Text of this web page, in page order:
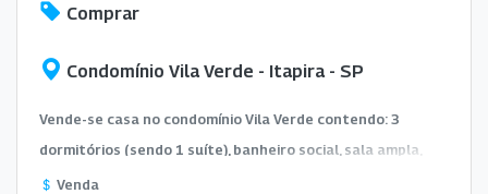
Comprar
Condomínio Vila Verde - Itapira - SP
Vende-se casa no condomínio Vila Verde contendo: 3
dormitórios (sendo 1 suíte), banheiro social, sala ampla,
cozinha integrada com sala de jantar, lavabo, lavanderia
Venda